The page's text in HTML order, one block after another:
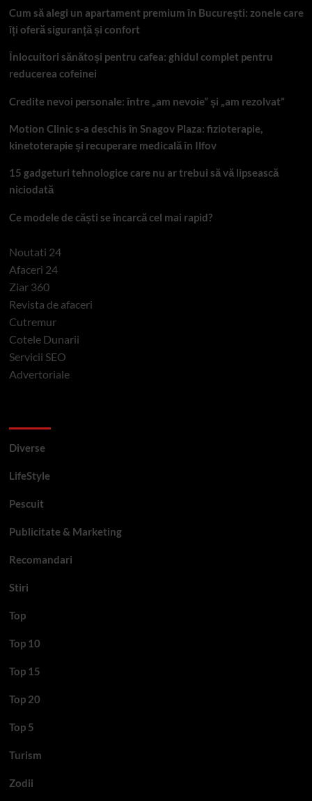
Cum să alegi un apartament premium în București: zonele care
îți oferă siguranță și confort
Înlocuitori sănătoși pentru cafea: ghidul complet pentru
reducerea cofeinei
Credite nevoi personale: între „am nevoie” și „am rezolvat”
Motion Clinic s-a deschis în Snagov Plaza: fizioterapie,
kinetoterapie și recuperare medicală în Ilfov
15 gadgeturi tehnologice care nu ar trebui să vă lipsească
niciodată
Ce modele de căști se încarcă cel mai rapid?
Noutati 24
Afaceri 24
Ziar 360
Revista de afaceri
Cutremur
Cotele Dunarii
Servicii SEO
Advertoriale
Diverse
LifeStyle
Pescuit
Publicitate & Marketing
Recomandari
Stiri
Top
Top 10
Top 15
Top 20
Top 5
Turism
Zodii